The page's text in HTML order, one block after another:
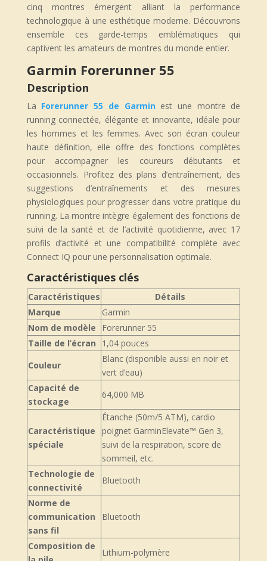
cinq montres émergent alliant la performance
technologique à une esthétique moderne. Découvrons
ensemble ces garde-temps emblématiques qui
captivent les amateurs de montres du monde entier.
Garmin Forerunner 55
Description
La Forerunner 55 de Garminest une montre de
running connectée, élégante et innovante, idéale pour
les hommes et les femmes. Avec son écran couleur
haute définition, elle offre des fonctions complètes
pour accompagner les coureurs débutants et
occasionnels. Profitez des plans d’entraînement, des
suggestions d’entraînements et des mesures
physiologiques pour progresser dans votre pratique du
running. La montre intègre également des fonctions de
suivi de la santé et de l’activité quotidienne, avec 17
profils d’activité et une compatibilité complète avec
Connect IQ pour une personnalisation optimale.
Caractéristiques clés
Caractéristiques
Détails
Marque
Garmin
Nom de modèle
Forerunner 55
Taille de l’écran
1,04 pouces
Couleur
Blanc (disponible aussi en noir et
vert d’eau)
Capacité de
stockage
64,000 MB
Caractéristique
spéciale
Étanche (50m/5 ATM), cardio
poignet GarminElevate™ Gen 3,
suivi de la respiration, score de
sommeil, etc.
Technologie de
connectivité
Bluetooth
Norme de
communication
sans fil
Bluetooth
Composition de
Lithium-polymère